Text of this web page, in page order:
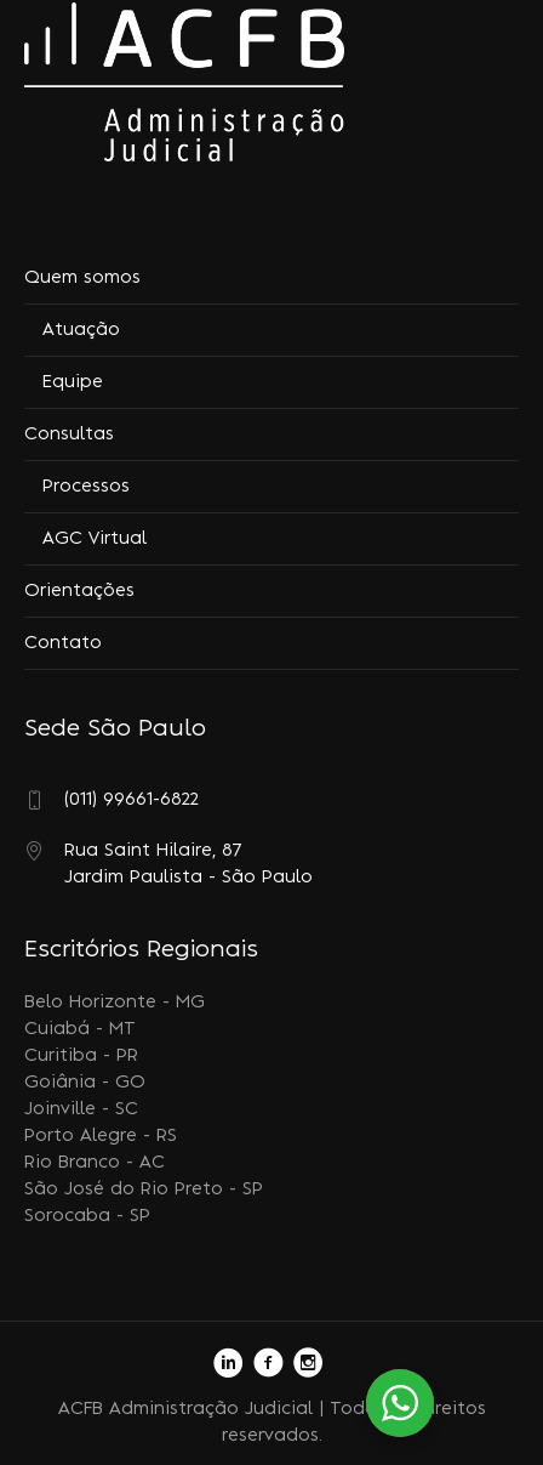
Quem somos
Atuação
Equipe
Consultas
Processos
AGC Virtual
Orientações
Contato
Sede São Paulo
(011) 99661-6822
Rua Saint Hilaire, 87
Jardim Paulista - São Paulo
Escritórios Regionais
Belo Horizonte - MG
Cuiabá - MT
Curitiba - PR
Goiânia - GO
Joinville - SC
Porto Alegre - RS
Rio Branco - AC
São José do Rio Preto - SP
Sorocaba - SP
ACFB Administração Judicial | Todos os direitos
reservados.